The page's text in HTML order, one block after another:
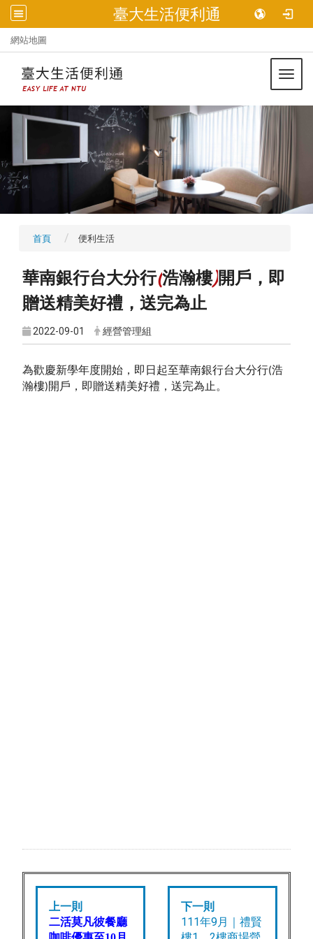
臺大生活便利通
網站地圖
首頁 便利生活
華南銀行台大分行(浩瀚樓)開戶，即
贈送精美好禮，送完為止
2022-09-01 經營管理組
為歡慶新學年度開始，即日起至華南銀行台大分行(浩
瀚樓)開戶，即贈送精美好禮，送完為止。
上一則
二活莫凡彼餐廳
下一則
111年9月｜禮賢